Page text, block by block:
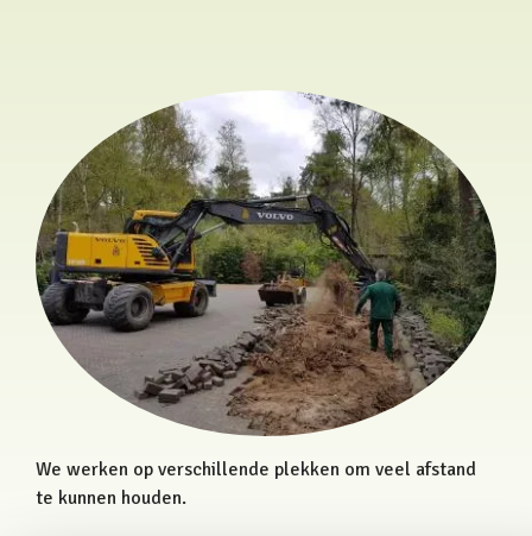
We werken op verschillende plekken om veel afstand
te kunnen houden.